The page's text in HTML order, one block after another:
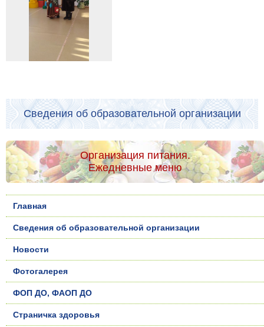
Сведения об образовательной организации
Организация питания.
Ежедневные меню
Главная
Сведения об образовательной организации
Новости
Фотогалерея
ФОП ДО, ФАОП ДО
Страничка здоровья